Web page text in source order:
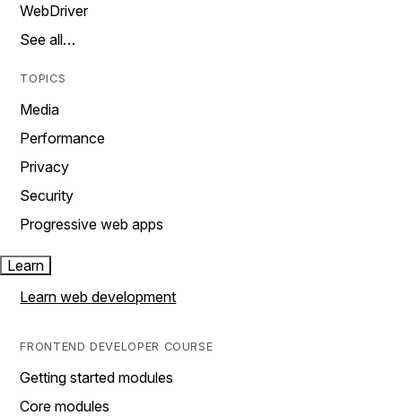
WebDriver
See all…
TOPICS
Media
Performance
Privacy
Security
Progressive web apps
Learn
Learn web development
FRONTEND DEVELOPER COURSE
Getting started modules
Core modules